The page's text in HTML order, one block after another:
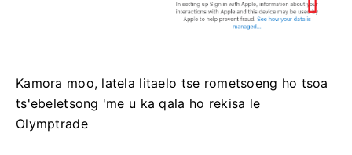
Kamora moo, latela litaelo tse rometsoeng ho tsoa
ts'ebeletsong 'me u ka qala ho rekisa le
Olymptrade